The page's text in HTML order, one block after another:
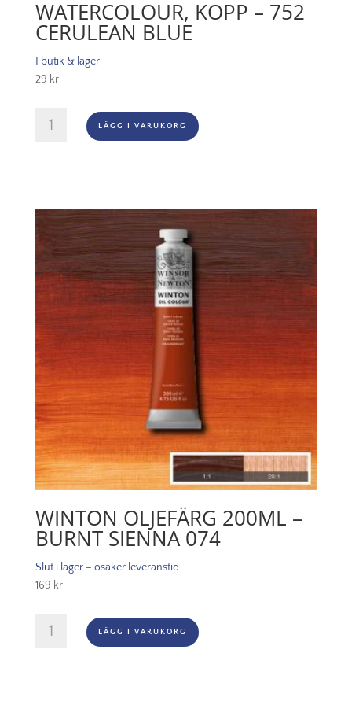
WATERCOLOUR, KOPP – 752
CERULEAN BLUE
I butik & lager
29 kr
Rosa
Gallery
752
Blue
mängd
LÄGG I VARUKORG
WINTON OLJEFÄRG 200ML –
BURNT SIENNA 074
Slut i lager – osäker leveranstid
169 kr
Oljefärg
LÄGG I VARUKORG